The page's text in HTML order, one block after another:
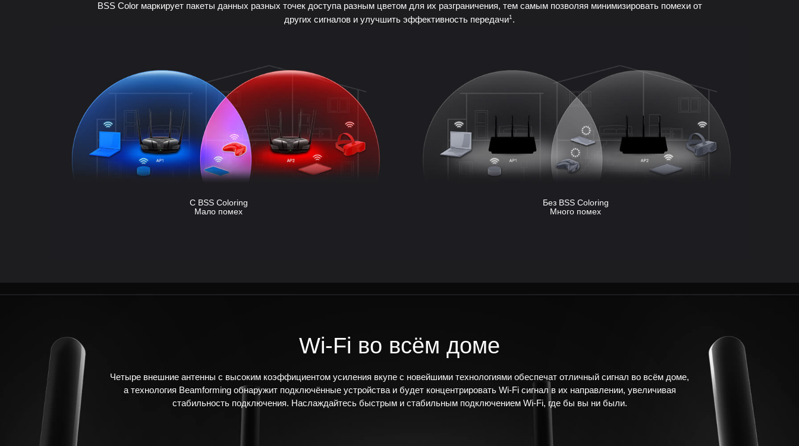
BSS Color маркирует пакеты данных разных точек доступа разным цветом для их разграничения, тем самым позволяя минимизировать помехи от
других сигналов и улучшить эффективность передачи1 .
С BSS Coloring
Мало помех
Без BSS Coloring
Много помех
Wi-Fi во всём доме
Четыре внешние антенны с высоким коэффициентом усиления вкупе с новейшими технологиями обеспечат отличный сигнал во всём доме,
а технология Beamforming обнаружит подключённые устройства и будет концентрировать Wi‑Fi сигнал в их направлении, увеличивая
стабильность подключения. Наслаждайтесь быстрым и стабильным подключением Wi‑Fi, где бы вы ни были.